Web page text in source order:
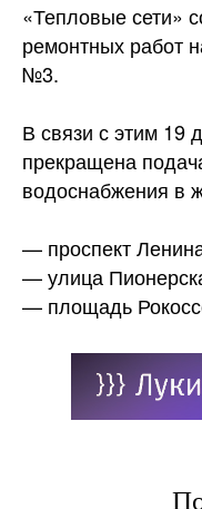
«Тепловые сети»
ремонтных работ
№3.
В связи с этим 19
прекращена
водоснабжения в
— проспект
— улица
— площадь